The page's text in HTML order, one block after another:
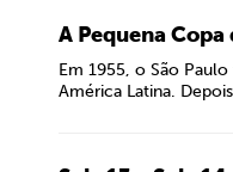
A Pequena
Em 1955, o São
América Latina.